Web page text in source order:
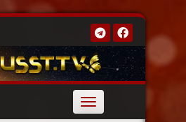
Toggle
navigation